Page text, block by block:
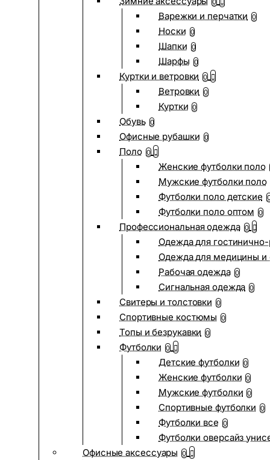
0
Варежки и перчатки 0
Носки 0
Шапки 0
Шарфы 0
Куртки и ветровки 0
Ветровки 0
Куртки 0
Обувь 0
Офисные рубашки 0
Поло 0
Женские футболки поло
Мужские футболки поло
Футболки поло детские
Футболки поло оптом 0
Профессиональная одежда 0
Одежда для
Одежда для медицины и
Рабочая одежда 0
Сигнальная одежда 0
Свитеры и толстовки 0
Спортивные костюмы 0
Топы и безрукавки 0
Футболки 0
Детские футболки 0
Женские футболки 0
Мужские футболки 0
Спортивные футболки 0
Футболки все 0
Футболки оверсайз
Офисные аксессуары 0